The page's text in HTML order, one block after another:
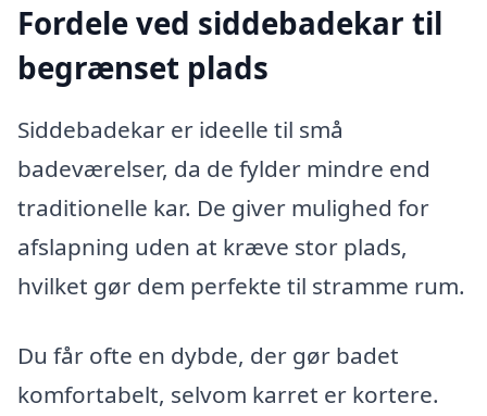
Fordele ved siddebadekar til
begrænset plads
Siddebadekar er ideelle til små
badeværelser, da de fylder mindre end
traditionelle kar. De giver mulighed for
afslapning uden at kræve stor plads,
hvilket gør dem perfekte til stramme rum.
Du får ofte en dybde, der gør badet
komfortabelt, selvom karret er kortere.